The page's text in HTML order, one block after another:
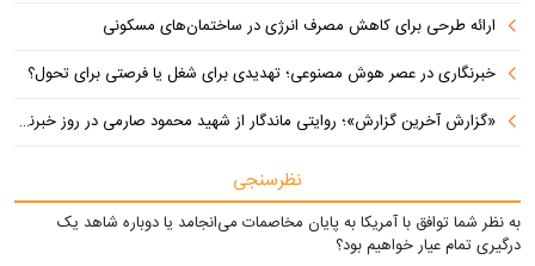
ارائه طرحی برای کاهش مصرف انرژی در ساختمان‌های مسکونی
خبرنگاری در عصر هوش مصنوعی؛ تهدیدی برای شغل یا فرصتی برای تحول؟
«گزارش آخرین گزارش»؛ روایتی ماندگار از شهید محمود صارمی در روز خبرنگار
نظرسنجی
به نظر شما توافق با آمریکا به پایان مخاصمات می‌انجامد یا دوباره شاهد یک
درگیری تمام عیار خواهیم بود؟